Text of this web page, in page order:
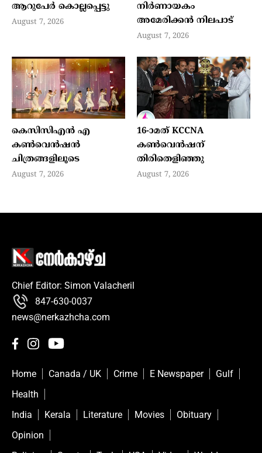
ആറുപേര്‍ കൊല്ലപ്പെട്ടു
August 7, 2026
നിര്‍ണായകം
അമേരിക്കന്‍ നിലപാട്
August 7, 2026
കെസിസിഎൻ എ
കൺവെൻഷൻ
ചിത്രങ്ങളിലൂടെ
August 7, 2026
16-ാമത് KCCNA
കൺവെൻഷന്
തിരിതെളിഞ്ഞു
August 7, 2026
Chief Editor: Simon Valacheril
847-630-0037
news@nerkazhcha.com
Home Canada / UK Crime E Newspaper
Gulf
Health
India
Kerala Literature Movies
Obituary
Opinion